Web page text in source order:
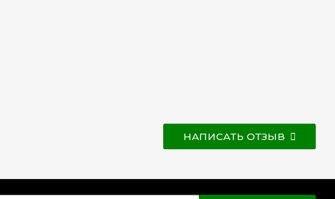
НАПИСАТЬ ОТЗЫВ